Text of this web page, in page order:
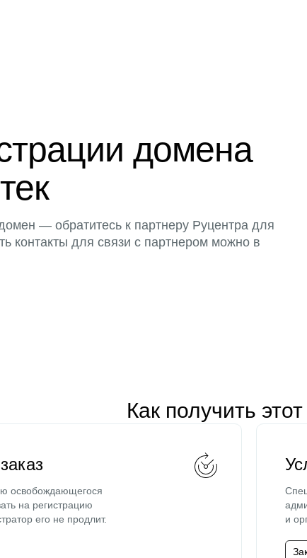
домена
— обратитесь к партнеру Руцентра для
контакты для связи с партнером можно в
Как получить
освобождающегося
на регистрацию
его не продлит.
и